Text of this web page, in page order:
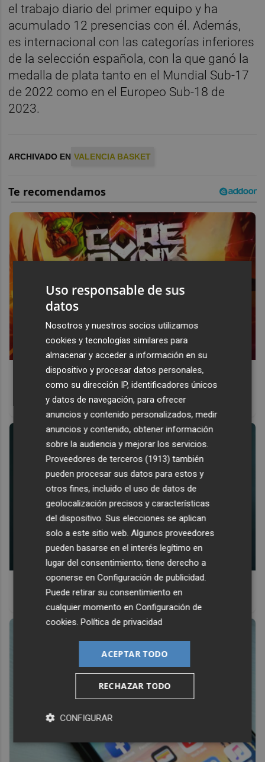
el trabajo diario del primer equipo y ha
acumulado 12 presencias con él. Además,
es internacional con las categorías inferiores
de la selección española, con la que ganó la
medalla de plata tanto en el Mundial Sub-17
de 2022 como en el Europeo Sub-18 de
2023.
ARCHIVADO EN VALENCIA BASKET
Corepunk MMORPG
Un verdadero MMORPG de la vieja escuela ¡Cómo los de
antes, pero mejor!
Esto explica el bostezo
Uso responsable de sus
datos
Nosotros y nuestros socios utilizamos
cookies y tecnologías similares para
almacenar y acceder a información en su
dispositivo y procesar datos personales,
como su dirección IP, identificadores únicos
y datos de navegación, para ofrecer
anuncios y contenido personalizados, medir
anuncios y contenido, obtener información
sobre la audiencia y mejorar los servicios.
Proveedores de terceros (1913) también
pueden procesar sus datos para estos y
otros fines, incluido el uso de datos de
geolocalización precisos y características
del dispositivo. Sus elecciones se aplican
solo a este sitio web. Algunos proveedores
pueden basarse en el interés legítimo en
lugar del consentimiento; tiene derecho a
oponerse enConfiguración de publicidad.
Puede retirar su consentimiento en
cualquier momento enConfiguración de
cookies.Política de privacidad
ACEPTAR TODO
RECHAZAR TODO
CONFIGURAR